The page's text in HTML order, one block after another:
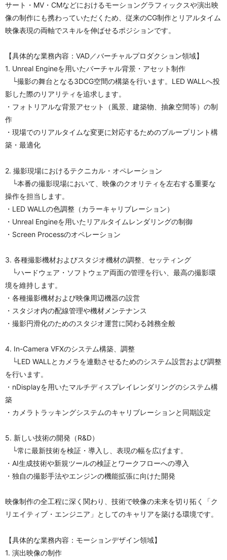
サート・MV・CMなどにおけるモーショングラフィックスや演出映
像の制作にも携わっていただくため、従来のCG制作とリアルタイム
映像表現の両軸でスキルを伸ばせるポジションです。
【具体的な業務内容：VAD／バーチャルプロダクション領域】
1. Unreal Engineを用いたバーチャル背景・アセット制作
└撮影の舞台となる3DCG空間の構築を行います。LED WALLへ投
影した際のリアリティを追求します。
・フォトリアルな背景アセット（風景、建築物、抽象空間等）の制
作
・現場でのリアルタイムな変更に対応するためのブループリント構
築・最適化
2. 撮影現場におけるテクニカル・オペレーション
└本番の撮影現場において、映像のクオリティを左右する重要な
操作を担当します。
・LED WALLの色調整（カラーキャリブレーション）
・Unreal Engineを用いたリアルタイムレンダリングの制御
・Screen Processのオペレーション
3. 各種撮影機材およびスタジオ機材の調整、セッティング
└ハードウェア・ソフトウェア両面の管理を行い、最高の撮影環
境を維持します。
・各種撮影機材および映像周辺機器の設営
・スタジオ内の配線管理や機材メンテナンス
・撮影円滑化のためのスタジオ運営に関わる雑務全般
4. In-Camera VFXのシステム構築、調整
└LED WALLとカメラを連動させるためのシステム設営および調整
を行います。
・nDisplayを用いたマルチディスプレイレンダリングのシステム構
築
・カメラトラッキングシステムのキャリブレーションと同期設定
5. 新しい技術の開発（R&D）
└常に最新技術を検証・導入し、表現の幅を広げます。
・AI生成技術や新規ツールの検証とワークフローへの導入
・独自の撮影手法やエンジンの機能拡張に向けた開発
映像制作の全工程に深く関わり、技術で映像の未来を切り拓く「ク
リエイティブ・エンジニア」としてのキャリアを築ける環境です。
【具体的な業務内容：モーションデザイン領域】
1. 演出映像の制作